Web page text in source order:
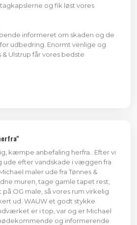
og fik løst vores
informeret om skaden og de
udbedring. Enormt venlige og
Ulstrup får vores bedste
kæmpe anbefaling herfra.. Efter vi
ude efter vandskade i væggen fra
maler ude fra Tønnes &
muren, tage gamle tapet rest,
OG male, så vores rum virkelig
ud. WAUW et godt stykke
er i top, var og er Michael
og informerende